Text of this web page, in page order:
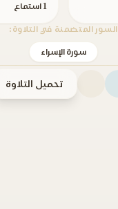
1 استماع
السور المتضمنة في التلاوة:
سورة الإسراء
تحميل التلاوة